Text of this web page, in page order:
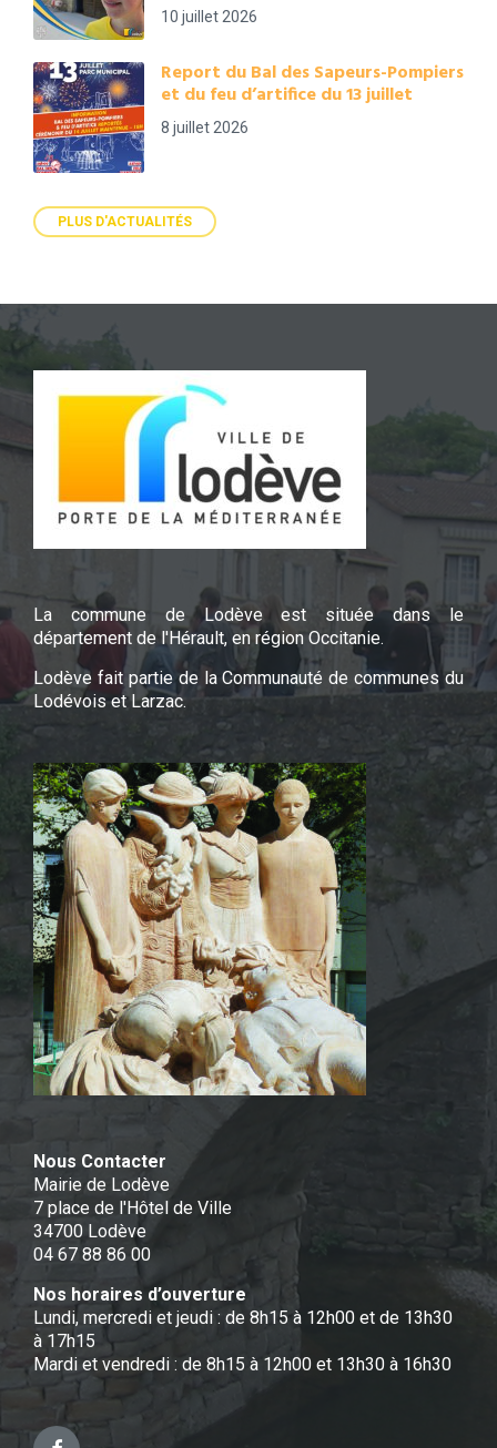
10 juillet 2026
Report du Bal des Sapeurs-Pompiers
et du feu d’artifice du 13 juillet
8 juillet 2026
PLUS D'ACTUALITÉS
La commune de Lodève est située dans le
département de l'Hérault, en région Occitanie.
Lodève fait partie de la Communauté de communes du
Lodévois et Larzac.
Nous Contacter
Mairie de Lodève
7 place de l'Hôtel de Ville
34700 Lodève
04 67 88 86 00
Nos horaires d’ouverture
Lundi, mercredi et jeudi : de 8h15 à 12h00 et de 13h30
à 17h15
Mardi et vendredi : de 8h15 à 12h00 et 13h30 à 16h30